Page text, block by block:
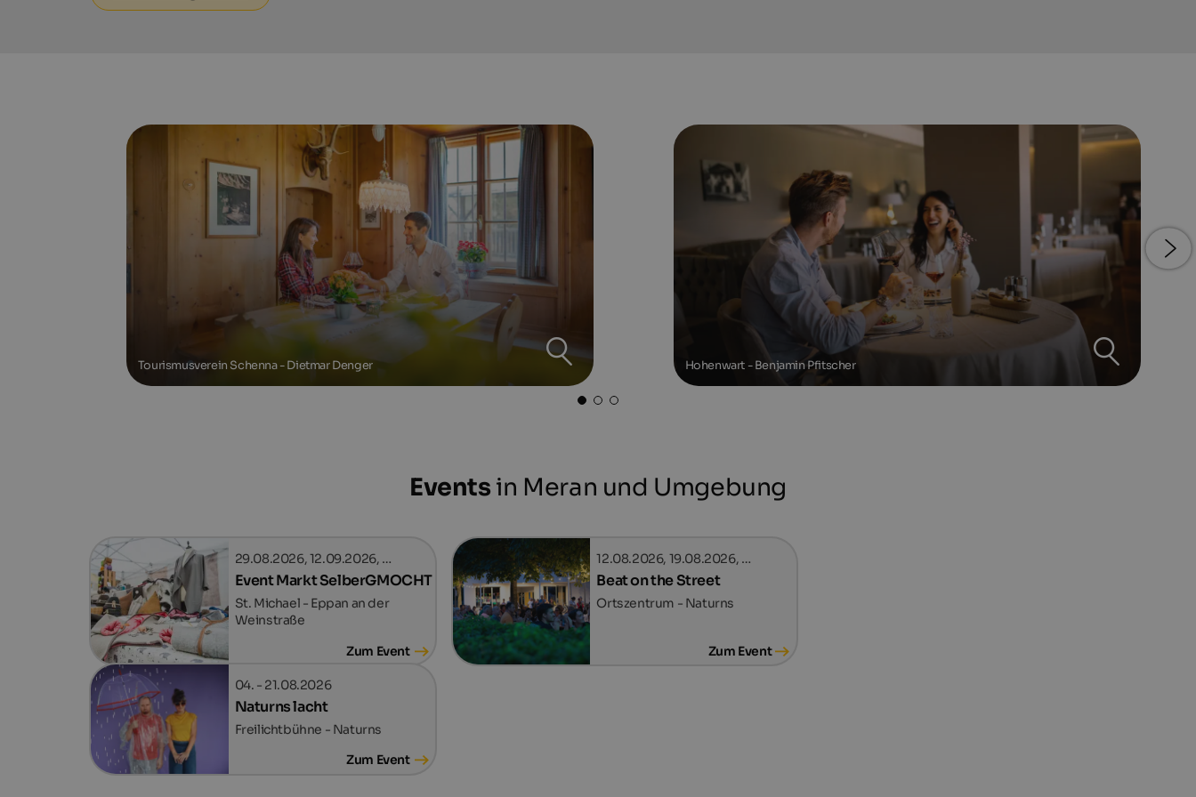
Tourismusverein Schenna - Dietmar Denger Hohenwart - Benjamin Pfitscher
Events in Meran und Umgebung
29.08.2026, 12.09.2026, …
Event Markt SelberGMOCHT
St. Michael - Eppan an der
Weinstraße
Zum Event
12.08.2026, 19.08.2026, …
Beat on the Street
Ortszentrum - Naturns
Zum Event
04. - 21.08.2026
Naturns lacht
Freilichtbühne - Naturns
Zum Event